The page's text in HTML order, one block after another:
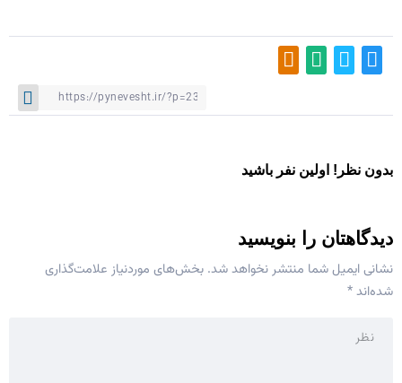
بدون نظر! اولین نفر باشید
دیدگاهتان را بنویسید
نشانی ایمیل شما منتشر نخواهد شد. بخش‌های موردنیاز علامت‌گذاری
شده‌اند*